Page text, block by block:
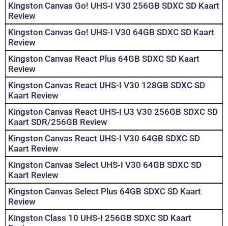
Kingston Canvas Go! UHS-I V30 256GB SDXC SD Kaart
Review
Kingston Canvas Go! UHS-I V30 64GB SDXC SD Kaart
Review
Kingston Canvas React Plus 64GB SDXC SD Kaart
Review
Kingston Canvas React UHS-I V30 128GB SDXC SD
Kaart Review
Kingston Canvas React UHS-I U3 V30 256GB SDXC SD
Kaart SDR/256GB Review
Kingston Canvas React UHS-I V30 64GB SDXC SD
Kaart Review
Kingston Canvas Select UHS-I V30 64GB SDXC SD
Kaart Review
Kingston Canvas Select Plus 64GB SDXC SD Kaart
Review
Kingston Class 10 UHS-I 256GB SDXC SD Kaart